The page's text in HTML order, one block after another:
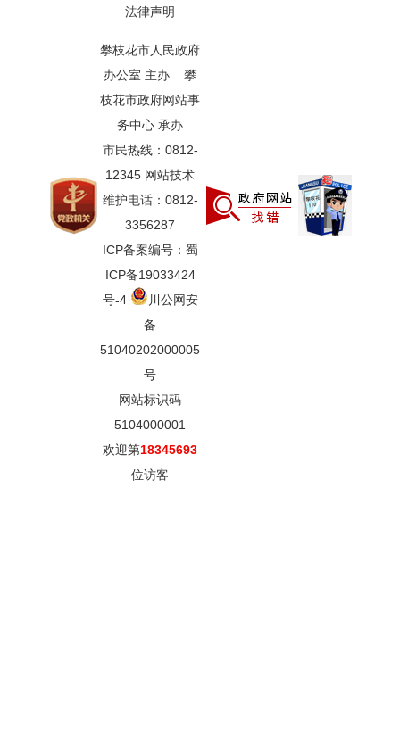
法律声明
攀枝花市人民政府
办公室 主办 攀
枝花市政府网站事
务中心 承办
市民热线：0812-
12345 网站技术
维护电话：0812-
3356287
ICP备案编号：蜀
ICP备19033424
号-4
川公网安
备
51040202000005
号
网站标识码
5104000001
欢迎第18345693
位访客